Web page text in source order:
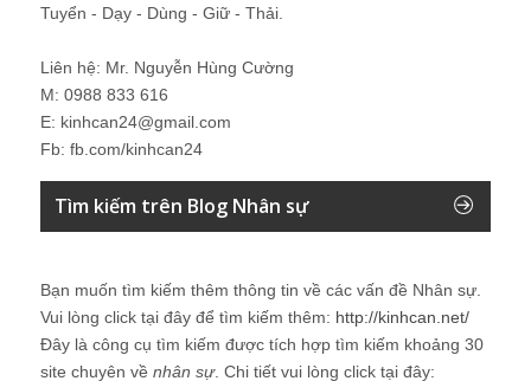
Tuyển - Dạy - Dùng - Giữ - Thải.
Liên hệ: Mr. Nguyễn Hùng Cường
M: 0988 833 616
E: kinhcan24@gmail.com
Fb: fb.com/kinhcan24
Tìm kiếm trên Blog Nhân sự
Bạn muốn tìm kiếm thêm thông tin về các vấn đề Nhân sự
Vui lòng click tại đây để tìm kiếm thêm: http://kinhcan.net/
Đây là công cụ tìm kiếm được tích hợp tìm kiếm khoảng 30
site chuyên về nhân sự. Chi tiết vui lòng click tại đây: